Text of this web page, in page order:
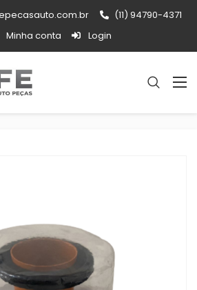
(11) 94790-4371
Minha conta
Login